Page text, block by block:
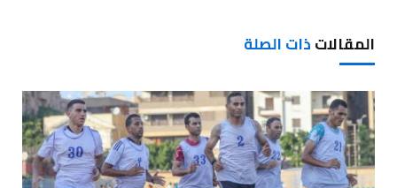
المقالاتذات الصلة